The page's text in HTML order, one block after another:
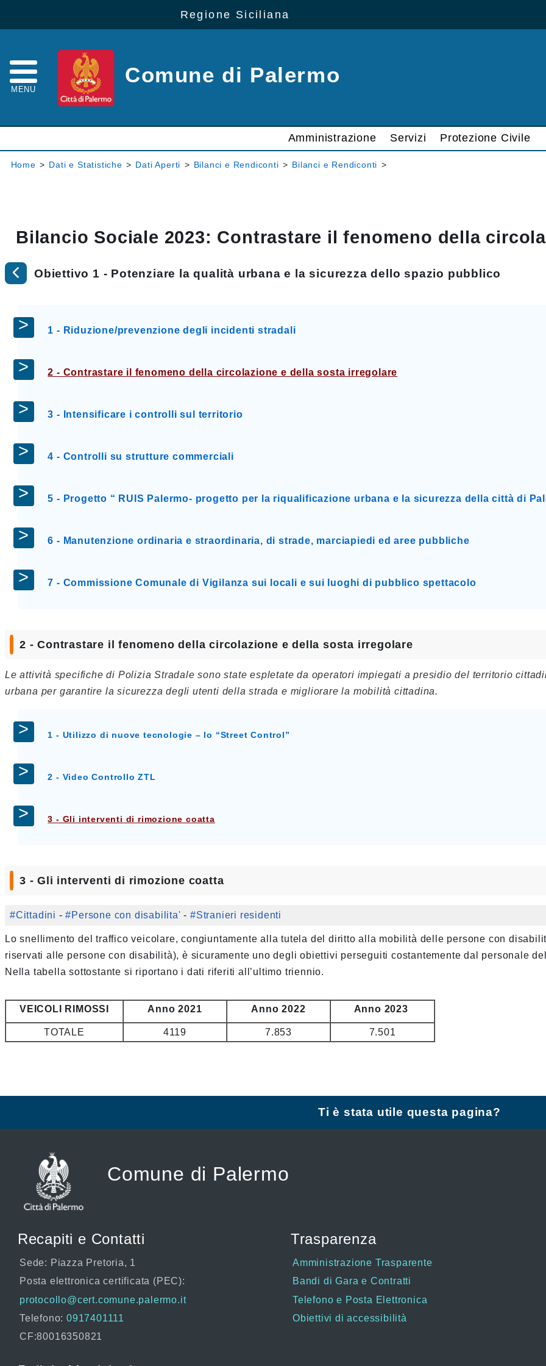
Regione Siciliana
MENU
Comune di Palermo
Amministrazione Servizi Protezione Civile
Home > Dati e Statistiche > Dati Aperti > Bilanci e Rendiconti > Bilanci e Rendiconti >
Bilancio Sociale 2023: Contrastare il fenomeno della
Obiettivo 1 - Potenziare la qualità urbana e la sicurezza dello spazio pubblico
1 - Riduzione/prevenzione degli incidenti stradali
2 - Contrastare il fenomeno della circolazione e della sosta irregolare
3 - Intensificare i controlli sul territorio
4 - Controlli su strutture commerciali
5 - Progetto “ RUIS Palermo- progetto per la riqualificazione urbana e la sicurezza della città di
6 - Manutenzione ordinaria e straordinaria, di strade, marciapiedi ed aree pubbliche
7 - Commissione Comunale di Vigilanza sui locali e sui luoghi di pubblico spettacolo
2 - Contrastare il fenomeno della circolazione e della sosta irregolare
Le attività specifiche di Polizia Stradale sono state espletate da operatori impiegati a presidio del territorio cittadino 24 ore su 24 con pattuglie distribuite nell’area
urbana per garantire la sicurezza degli utenti della strada e migliorare la mobilità cittadina.
1 - Utilizzo di nuove tecnologie – lo “Street Control”
2 - Video Controllo ZTL
3 - Gli interventi di rimozione coatta
3 - Gli interventi di rimozione coatta
#Cittadini -#Persone con disabilita' -#Stranieri residenti
Lo snellimento del traffico veicolare, congiuntamente alla tutela del diritto alla mobilità delle persone con
riservati alle persone con disabilità), è sicuramente uno degli obiettivi perseguiti costantemente dal personale
Nella tabella sottostante si riportano i dati riferiti all’ultimo triennio.
VEICOLI RIMOSSI Anno 2021 Anno 2022 Anno 2023
TOTALE 4119 7.853 7.501
Ti è stata utile questa pagina?
Comune di Palermo
Recapiti e Contatti
Sede: Piazza Pretoria, 1
Posta elettronica certificata (PEC):
protocollo@cert.comune.palermo.it
Telefono: 0917401111
CF:80016350821
Trasparenza
Amministrazione Trasparente
Bandi di Gara e Contratti
Telefono e Posta Elettronica
Obiettivi di accessibilità